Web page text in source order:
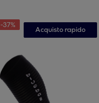
-37%
Acquisto rapido